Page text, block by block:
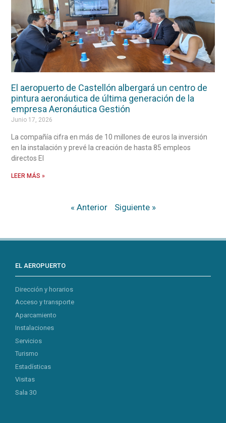
El aeropuerto de Castellón albergará un centro de
pintura aeronáutica de última generación de la
empresa Aeronáutica Gestión
Junio 17, 2026
La compañía cifra en más de 10 millones de euros la inversión
en la instalación y prevé la creación de hasta 85 empleos
directos El
LEER MÁS »
« Anterior Siguiente »
EL AEROPUERTO
Dirección y horarios
Acceso y transporte
Aparcamiento
Instalaciones
Servicios
Turismo
Estadísticas
Visitas
Sala 30